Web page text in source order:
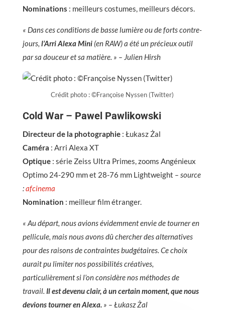
Nominations : meilleurs costumes, meilleurs décors.
« Dans ces conditions de basse lumière ou de forts contre-
jours, l’Arri Alexa Mini (en RAW) a été un précieux outil
par sa douceur et sa matière. » – Julien Hirsh
Crédit photo : ©Françoise Nyssen (Twitter)
Cold War – Pawel Pawlikowski
Directeur de la photographie: Łukasz Żal
Caméra : Arri Alexa XT
Optique: série Zeiss Ultra Primes, zooms Angénieux
Optimo 24-290 mm et 28-76 mm Lightweight – source
:afcinema
Nomination : meilleur film étranger.
« Au départ, nous avions évidemment envie de tourner en
pellicule, mais nous avons dû chercher des alternatives
pour des raisons de contraintes budgétaires. Ce choix
aurait pu limiter nos possibilités créatives,
particulièrement si l’on considère nos méthodes de
travail. Il est devenu clair, à un certain moment, que nous
devions tourner en Alexa.» – Łukasz Żal